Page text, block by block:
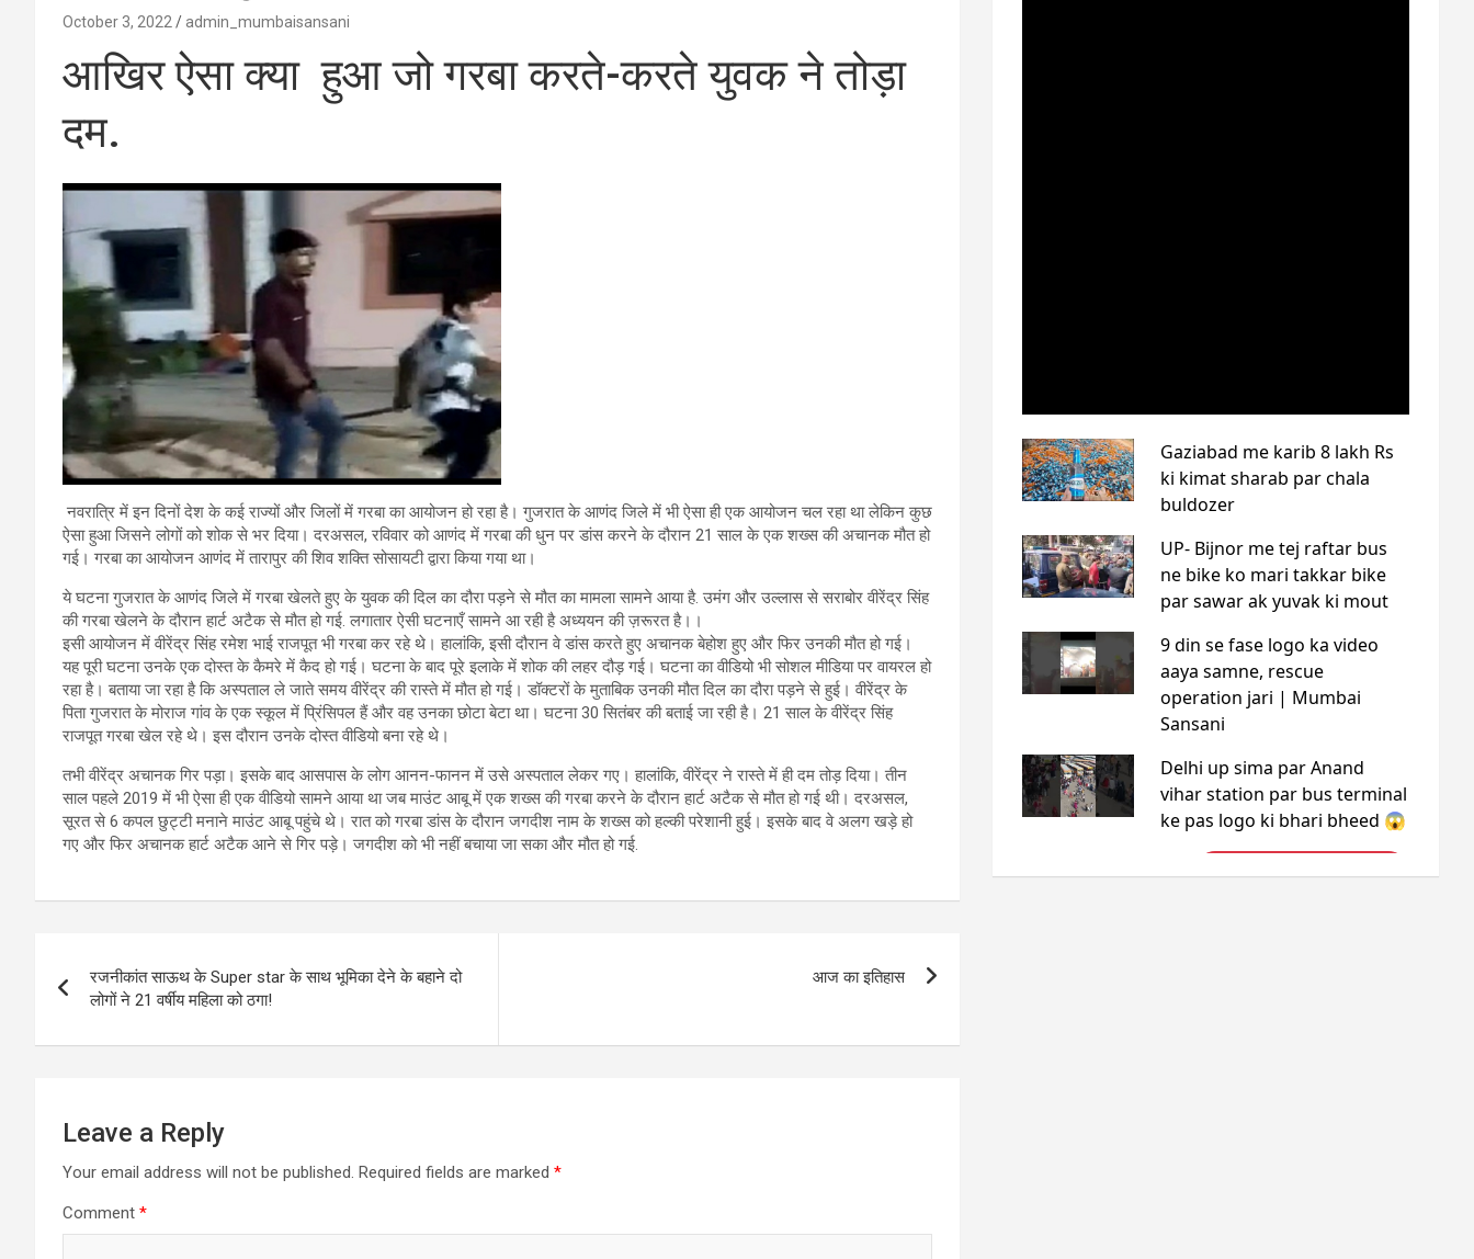
October 3, 2022 admin_mumbaisansani
आखिर ऐसा क्या हुआ जो गरबा करते-करते युवक ने तोड़ा
दम.
नवरात्रि में इन दिनों देश के कई राज्यों और जिलों में गरबा का आयोजन हो रहा है। गुजरात के आणंद जिले में भी ऐसा ही एक आयोजन चल रहा था लेकिन कुछ
ऐसा हुआ जिसने लोगों को शोक से भर दिया। दरअसल, रविवार को आणंद में गरबा की धुन पर डांस करने के दौरान 21 साल के एक शख्स की अचानक मौत हो
गई। गरबा का आयोजन आणंद में तारापुर की शिव शक्ति सोसायटी द्वारा किया गया था।
ये घटना गुजरात के आणंद जिले में गरबा खेलते हुए के युवक की दिल का दौरा पड़ने से मौत का मामला सामने आया है. उमंग और उल्लास से सराबोर वीरेंद्र सिंह
की गरबा खेलने के दौरान हार्ट अटैक से मौत हो गई. लगातार ऐसी घटनाएँ सामने आ रही है अध्ययन की ज़रूरत है।।
इसी आयोजन में वीरेंद्र सिंह रमेश भाई राजपूत भी गरबा कर रहे थे। हालांकि, इसी दौरान वे डांस करते हुए अचानक बेहोश हुए और फिर उनकी मौत हो गई।
यह पूरी घटना उनके एक दोस्त के कैमरे में कैद हो गई। घटना के बाद पूरे इलाके में शोक की लहर दौड़ गई। घटना का वीडियो भी सोशल मीडिया पर वायरल हो
रहा है। बताया जा रहा है कि अस्पताल ले जाते समय वीरेंद्र की रास्ते में मौत हो गई। डॉक्टरों के मुताबिक उनकी मौत दिल का दौरा पड़ने से हुई। वीरेंद्र के
पिता गुजरात के मोराज गांव के एक स्कूल में प्रिंसिपल हैं और वह उनका छोटा बेटा था। घटना 30 सितंबर की बताई जा रही है। 21 साल के वीरेंद्र सिंह
राजपूत गरबा खेल रहे थे। इस दौरान उनके दोस्त वीडियो बना रहे थे।
तभी वीरेंद्र अचानक गिर पड़ा। इसके बाद आसपास के लोग आनन-फानन में उसे अस्पताल लेकर गए। हालांकि, वीरेंद्र ने रास्ते में ही दम तोड़ दिया। तीन
साल पहले 2019 में भी ऐसा ही एक वीडियो सामने आया था जब माउंट आबू में एक शख्स की गरबा करने के दौरान हार्ट अटैक से मौत हो गई थी। दरअसल,
सूरत से 6 कपल छुट्टी मनाने माउंट आबू पहुंचे थे। रात को गरबा डांस के दौरान जगदीश नाम के शख्स को हल्की परेशानी हुई। इसके बाद वे अलग खड़े हो
गए और फिर अचानक हार्ट अटैक आने से गिर पड़े। जगदीश को भी नहीं बचाया जा सका और मौत हो गई.
navigation
रजनीकांत साऊथ के Super star के साथ भूमिका देने के बहाने दो
लोगों ने 21 वर्षीय महिला को ठगा!
आज का इतिहास
Leave a Reply
Your email address will not be published. Required fields are marked *
Comment *